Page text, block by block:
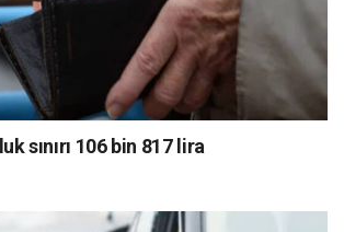
sınırı 106 bin 817 lira